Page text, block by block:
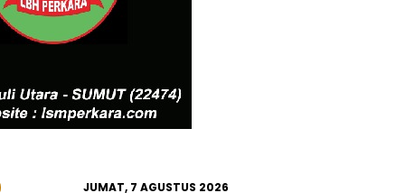
JUMAT, 7 AGUSTUS 2026